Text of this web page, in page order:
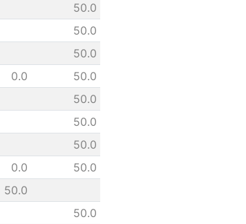
50.0
50.0
50.0
0.0
50.0
50.0
50.0
50.0
0.0
50.0
50.0
50.0